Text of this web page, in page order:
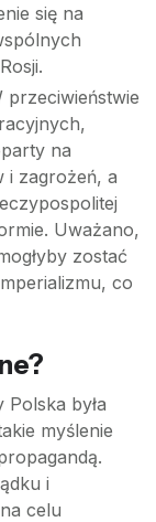
się na
przeciwieństwie
na
i zagrożeń, a
Uważano,
zostać
co
była
myślenie
i
celu